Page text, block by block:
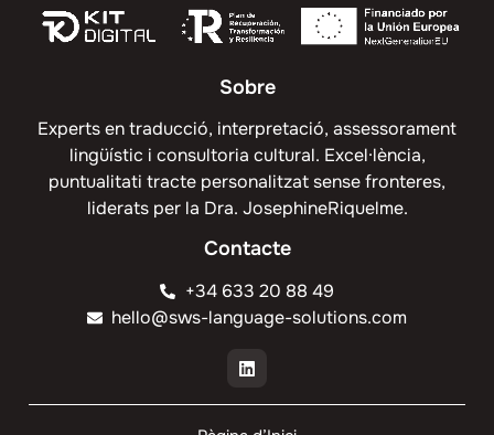
Sobre
Experts en traducció, interpretació, assessorament
lingüístic i consultoria cultural. Excel·lència,
puntualitati tracte personalitzat sense fronteres,
liderats per la Dra. JosephineRiquelme.
Contacte
+34 633 20 88 49
hello@sws-language-solutions.com